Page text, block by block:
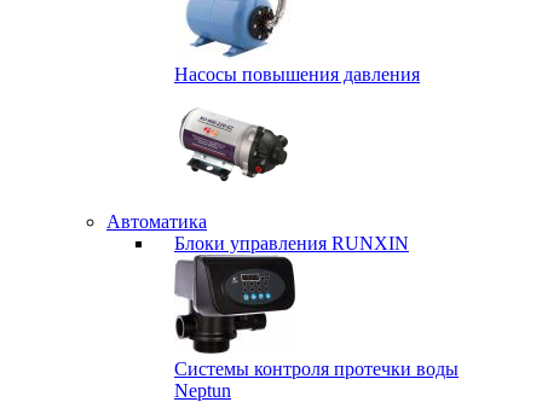
Насосы повышения давления
Автоматика
Блоки управления RUNXIN
Системы контроля протечки воды
Neptun